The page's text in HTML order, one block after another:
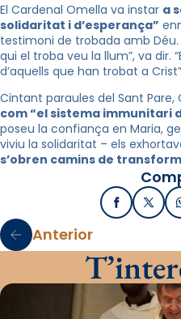
El Cardenal Omella va instar a
solidaritat i d’esperança”
testimoni de trobada amb
qui el troba veu la llum”, va dir.
d’aquells que han trobat a
Cintant paraules del Sant Pare,
com “el sistema immunitari
poseu la confiança en Maria,
viviu la solidaritat – els
s’obren camins de
Facebook
X /
Anterior